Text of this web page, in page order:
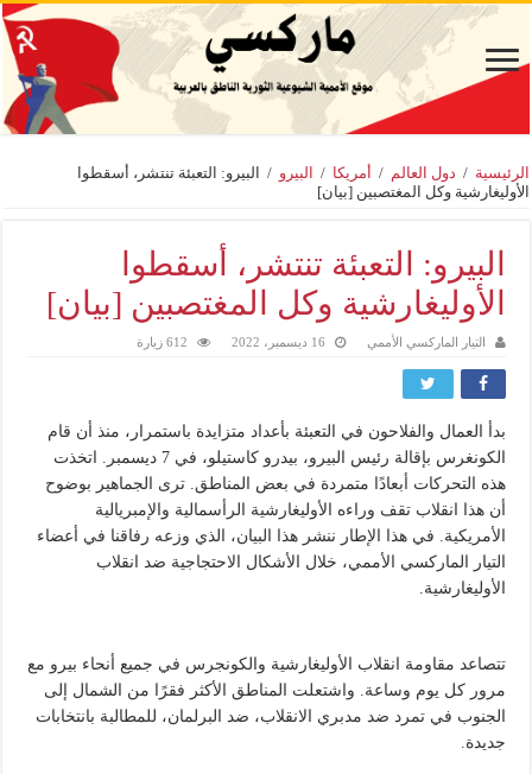
الرئيسية / دول العالم / أمريكا / البيرو /
البيرو: التعبئة تنتشر، أسقطوا
الأوليغارشية وكل المغتصبين [بيان]
البيرو: التعبئة تنتشر، أسقطوا
الأوليغارشية وكل المغتصبين [بيان]
التيار الماركسي الأممي 16 ديسمبر، 2022 612 زيارة
بدأ العمال والفلاحون في التعبئة بأعداد متزايدة باستمرار، منذ أن قام
الكونغرس بإقالة رئيس البيرو، بيدرو كاستيلو، في 7 ديسمبر. اتخذت
هذه التحركات أبعادًا متمردة في بعض المناطق. ترى الجماهير بوضوح
أن هذا انقلاب تقف وراءه الأوليغارشية الرأسمالية والإمبريالية
الأمريكية. في هذا الإطار ننشر هذا البيان، الذي وزعه رفاقنا في أعضاء
التيار الماركسي الأممي، خلال الأشكال الاحتجاجية ضد انقلاب
الأوليغارشية.
تتصاعد مقاومة انقلاب الأوليغارشية والكونجرس في جميع أنحاء بيرو مع
مرور كل يوم وساعة. واشتعلت المناطق الأكثر فقرًا من الشمال إلى
الجنوب في تمرد ضد مدبري الانقلاب، ضد البرلمان، للمطالبة بانتخابات
جديدة.